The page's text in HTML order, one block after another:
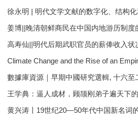
徐永明 | 明代文学文献的数字化、结构
姜博||晚清朝鲜商民在中国内地游历制度
高寿仙||明代后期武职官员的薪俸收入状
Climate Change and the Rise of an
數據庫資源｜早期中國研究選輯, 十六至
王学典：逼人成材，顾颉刚弟子遍天下
黄兴涛丨19世纪20—50年代中国新名词